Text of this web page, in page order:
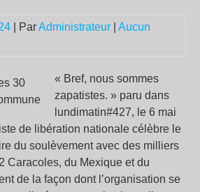
| ParAdministrateur
Aucun
« Bref, nous sommes
zapatistes. » paru dans
lundimatin#427, le 6 mai
de libération nationale célèbre le
du soulèvement avec des milliers
Caracoles, du Mexique et du
de la façon dont l’organisation se